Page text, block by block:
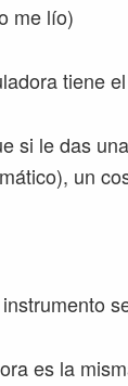
me lío)
tiene
si le das
un
es la